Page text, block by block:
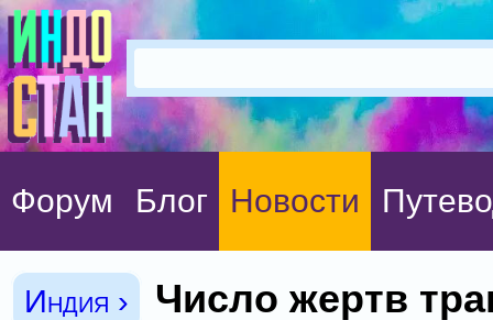
Форум Блог Новости
Индия ›
Число жертв